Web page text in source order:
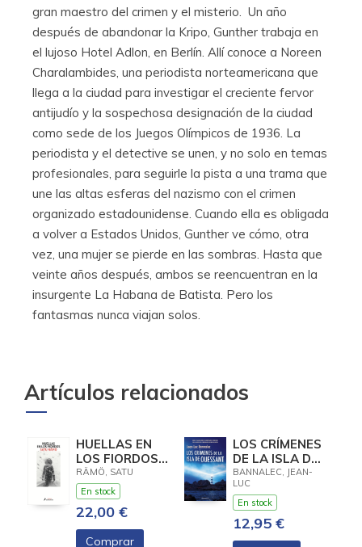
gran maestro del crimen y el misterio. Un año
después de abandonar la Kripo, Gunther trabaja en
el lujoso Hotel Adlon, en Berlín. Allí conoce a Noreen
Charalambides, una periodista norteamericana que
llega a la ciudad para investigar el creciente fervor
antijudío y la sospechosa designación de la ciudad
como sede de los Juegos Olímpicos de 1936. La
periodista y el detective se unen, y no solo en temas
profesionales, para seguirle la pista a una trama que
une las altas esferas del nazismo con el crimen
organizado estadounidense. Cuando ella es obligada
a volver a Estados Unidos, Gunther ve cómo, otra
vez, una mujer se pierde en las sombras. Hasta que
veinte años después, ambos se reencuentran en la
insurgente La Habana de Batista. Pero los
fantasmas nunca viajan solos.
Artículos relacionados
HUELLAS EN
LOS FIORDOS
(HILDUR 1)
RÄMÖ, SATU
En stock
22,00 €
Comprar
LOS CRÍMENES
DE LA ISLA DE
OUESSANT
(COMISARIO
DUPIN 13)
BANNALEC, JEAN-
LUC
En stock
12,95 €